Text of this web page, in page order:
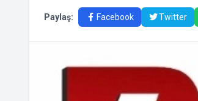
Paylaş: Facebook Twitter